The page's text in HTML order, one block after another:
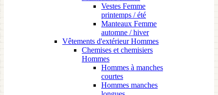
Vestes Femme
printemps / été
Manteaux Femme
automne / hiver
Vêtements d'extérieur Hommes
Chemises et chemisiers
Hommes
Hommes à manches
courtes
Hommes manches